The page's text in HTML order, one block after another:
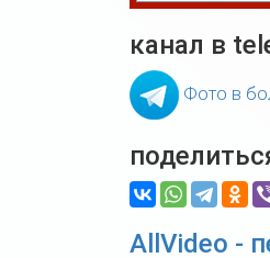
канал в
Фото в
AllVideo -